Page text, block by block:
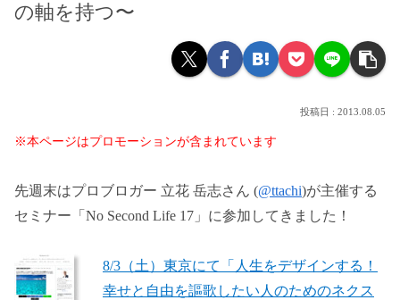
の軸を持つ〜
2013.08.05
※本ページはプロモーションが含まれています
先週末はプロブロガー 立花 岳志さん (@ttachi)が主催する
セミナー「No Second Life 17」に参加してきました！
8/3（土）東京にて「人生をデザインする！
幸せと自由を謳歌したい人のためのネクス